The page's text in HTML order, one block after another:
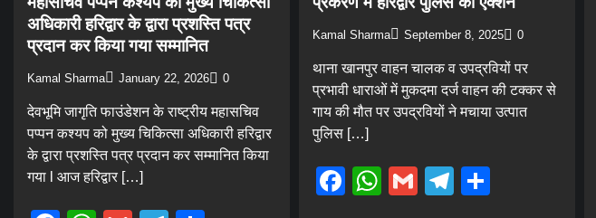
अधिकारी हरिद्वार के द्वारा प्रशस्ति पत्र
प्रदान कर किया गया सम्मानित
Kamal Sharma January 22, 2026 0
देवभूमि जागृति फाउंडेशन के राष्ट्रीय महासचिव
पप्पन कश्यप को मुख्य चिकित्सा अधिकारी हरिद्वार
के द्वारा प्रशस्ति पत्र प्रदान कर सम्मानित किया
गया l आज हरिद्वार […]
Kamal Sharma September 8, 2025 0
थाना खानपुर वाहन चालक व उपद्रवियों पर
प्रभावी धाराओं में मुकदमा दर्ज वाहन की टक्कर से
गाय की मौत पर उपद्रवियों ने मचाया उत्पात
पुलिस […]
Facebook
WhatsApp
GmailTelegram